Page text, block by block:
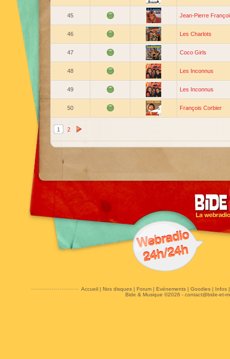
45 Jean-Pierre
46 Les Charlots
47 Coco Girls
48 Les Inconnus
49 Les Inconnus
50 François Corbier
1 2
Accueil| Nos disques| Forum| Evénements| Goodies| Infos
Bide & Musique ©2026 - contact@bide-et-